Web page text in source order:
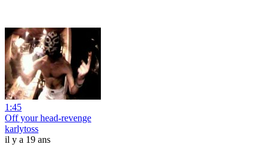
1:45
Off your head-revenge
karlytoss
il y a 19 ans